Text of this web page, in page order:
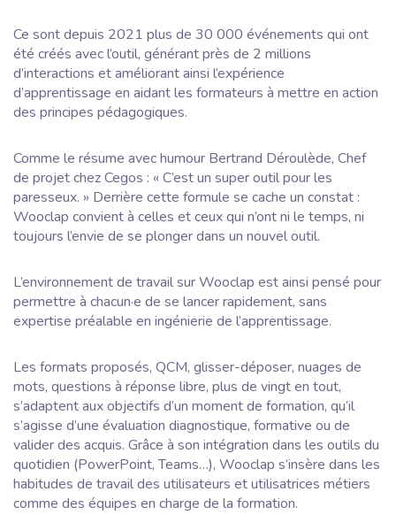
Ce sont depuis 2021 plus de 30 000 événements qui ont
été créés avec l’outil, générant près de 2 millions
d’interactions et améliorant ainsi l’expérience
d’apprentissage en aidant les formateurs à mettre en action
des principes pédagogiques.
Comme le résume avec humour Bertrand Déroulède, Chef
de projet chez Cegos : « C’est un super outil pour les
paresseux. » Derrière cette formule se cache un constat :
Wooclap convient à celles et ceux qui n’ont ni le temps, ni
toujours l’envie de se plonger dans un nouvel outil.
L’environnement de travail sur Wooclap est ainsi pensé pour
permettre à chacun·e de se lancer rapidement, sans
expertise préalable en ingénierie de l’apprentissage.
Les formats proposés, QCM, glisser-déposer, nuages de
mots, questions à réponse libre, plus de vingt en tout,
s’adaptent aux objectifs d’un moment de formation, qu’il
s’agisse d’une évaluation diagnostique, formative ou de
valider des acquis. Grâce à son intégration dans les outils du
quotidien (PowerPoint, Teams…), Wooclap s’insère dans les
habitudes de travail des utilisateurs et utilisatrices métiers
comme des équipes en charge de la formation.